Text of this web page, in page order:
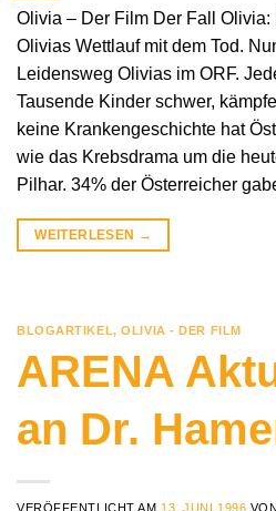
Olivia – Der Film Der Fall
Olivias Wettlauf mit dem Tod.
Leidensweg Olivias im ORF.
Tausende Kinder schwer,
keine Krankengeschichte hat
wie das Krebsdrama um die
Pilhar. 34% der Österreicher
WEITERLESEN →
BLOGARTIKEL,OLIVIA - DER FILM
ARENA
an Dr.
VERÖFFENTLICHT AM 13. JUNI 1996 VON